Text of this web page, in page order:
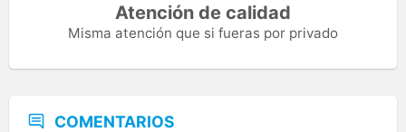
Atención de calidad
Misma atención que si fueras por privado
COMENTARIOS